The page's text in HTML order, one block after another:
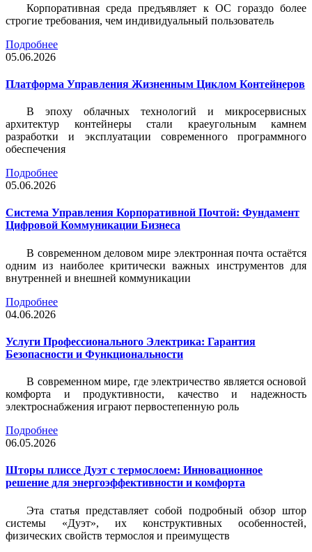
Корпоративная среда предъявляет к ОС гораздо более
строгие требования, чем индивидуальный пользователь
Подробнее
05.06.2026
Платформа Управления Жизненным Циклом Контейнеров
В эпоху облачных технологий и микросервисных
архитектур контейнеры стали краеугольным камнем
разработки и эксплуатации современного программного
обеспечения
Подробнее
05.06.2026
Система Управления Корпоративной Почтой: Фундамент
Цифровой Коммуникации Бизнеса
В современном деловом мире электронная почта остаётся
одним из наиболее критически важных инструментов для
внутренней и внешней коммуникации
Подробнее
04.06.2026
Услуги Профессионального Электрика: Гарантия
Безопасности и Функциональности
В современном мире, где электричество является основой
комфорта и продуктивности, качество и надежность
электроснабжения играют первостепенную роль
Подробнее
06.05.2026
Шторы плиссе Дуэт с термослоем: Инновационное
решение для энергоэффективности и комфорта
Эта статья представляет собой подробный обзор штор
системы «Дуэт», их конструктивных особенностей,
физических свойств термослоя и преимуществ